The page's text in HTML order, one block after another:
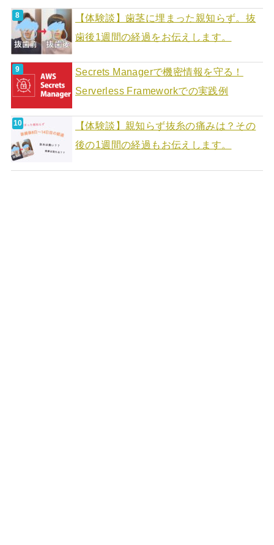
【体験談】歯茎に埋まった親知らず。抜
歯後1週間の経過をお伝えします。
Secrets Managerで機密情報を守る！
Serverless Frameworkでの実践例
【体験談】親知らず抜糸の痛みは？その
後の1週間の経過もお伝えします。